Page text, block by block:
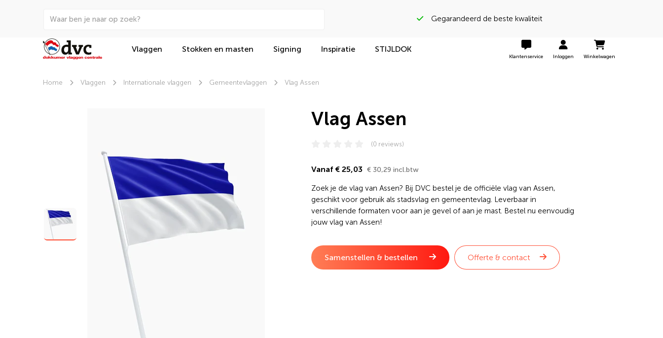
Beoordeeld met een 9 door onze klanten
Vlaggen Stokken en masten Signing Inspiratie STIJLDOK
Klantenservice Inloggen Winkelwagen
Home Vlaggen Internationale vlaggen Gemeentevlaggen Vlag Assen
Vlag Assen
(0 reviews)
Vanaf € 25,03 € 30,29 incl.btw
Zoek je de vlag van Assen? Bij DVC bestel je de officiële vlag van Assen,
geschikt voor gebruik als stadsvlag en gemeentevlag. Leverbaar in
verschillende formaten voor aan je gevel of aan je mast. Bestel nu eenvoudig
jouw vlag van Assen!
Samenstellen & bestellen Offerte & contact